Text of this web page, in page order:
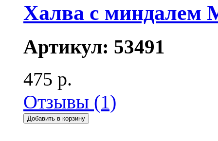
Халва с миндалем
Артикул: 53491
475 р.
Отзывы (1)
Добавить в корзину